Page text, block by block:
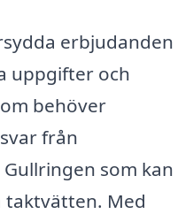
erbjudanden
uppgifter och
behöver
från
som kan
taktvätten. Med